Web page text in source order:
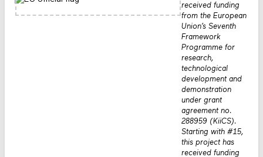
received funding
from the European
Union’s Seventh
Framework
Programme for
research,
technological
development and
demonstration
under grant
agreement no.
288959 (KiiCS).
Starting with #15,
this project has
received funding